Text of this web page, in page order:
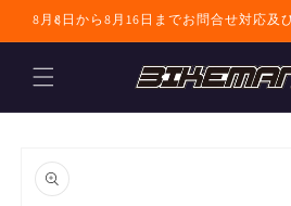
コンテンツに進
8月8日から8月16日までお問合せ対応及
商品情報にスキ